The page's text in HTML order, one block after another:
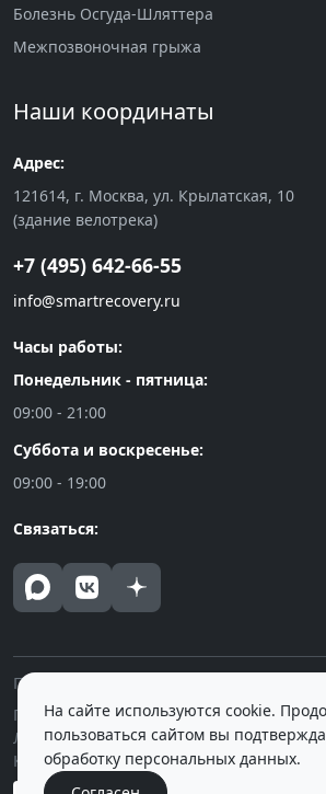
Болезнь Осгуда-Шляттера
Межпозвоночная грыжа
Наши координаты
Адрес:
121614, г. Москва, ул. Крылатская, 10
(здание велотрека)
+7 (495) 642-66-55
info@smartrecovery.ru
Часы работы:
Понедельник - пятница:
09:00 - 21:00
Суббота и воскресенье:
09:00 - 19:00
Связаться:
Политика конфиденциальности
Публичная оферта
Лицензия на осуществление
Контролирующие и вышестоящие
На сайте используются cookie.
пользоваться сайтом вы
обработку персональных данных.